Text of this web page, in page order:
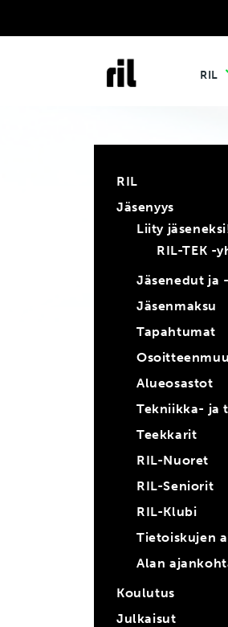
RIL
RIL
Jäsenyys
Liity
RIL-TEK -
Jäsenedut ja
Jäsenmaksu
Tapahtumat
Alueosastot
Tekniikka- ja
Teekkarit
RIL-Nuoret
RIL-Seniorit
RIL-Klubi
Tietoiskujen
Alan
Koulutus
Julkaisut